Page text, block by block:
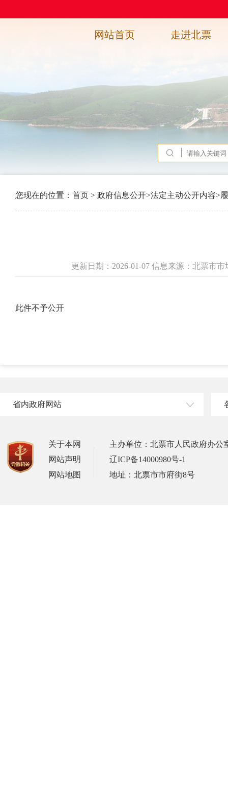
网站首页 走进北票
您现在的位置： 首页 > 政府信息公开>法定主动公开内容>
更新日期：2026-01-07 信息来源：北票市
此件不予公开
省内政府网站
关于本网
网站声明
网站地图
主办单位：北票市人民政府办公
辽ICP备14000980号-1
地址：北票市市府街8号